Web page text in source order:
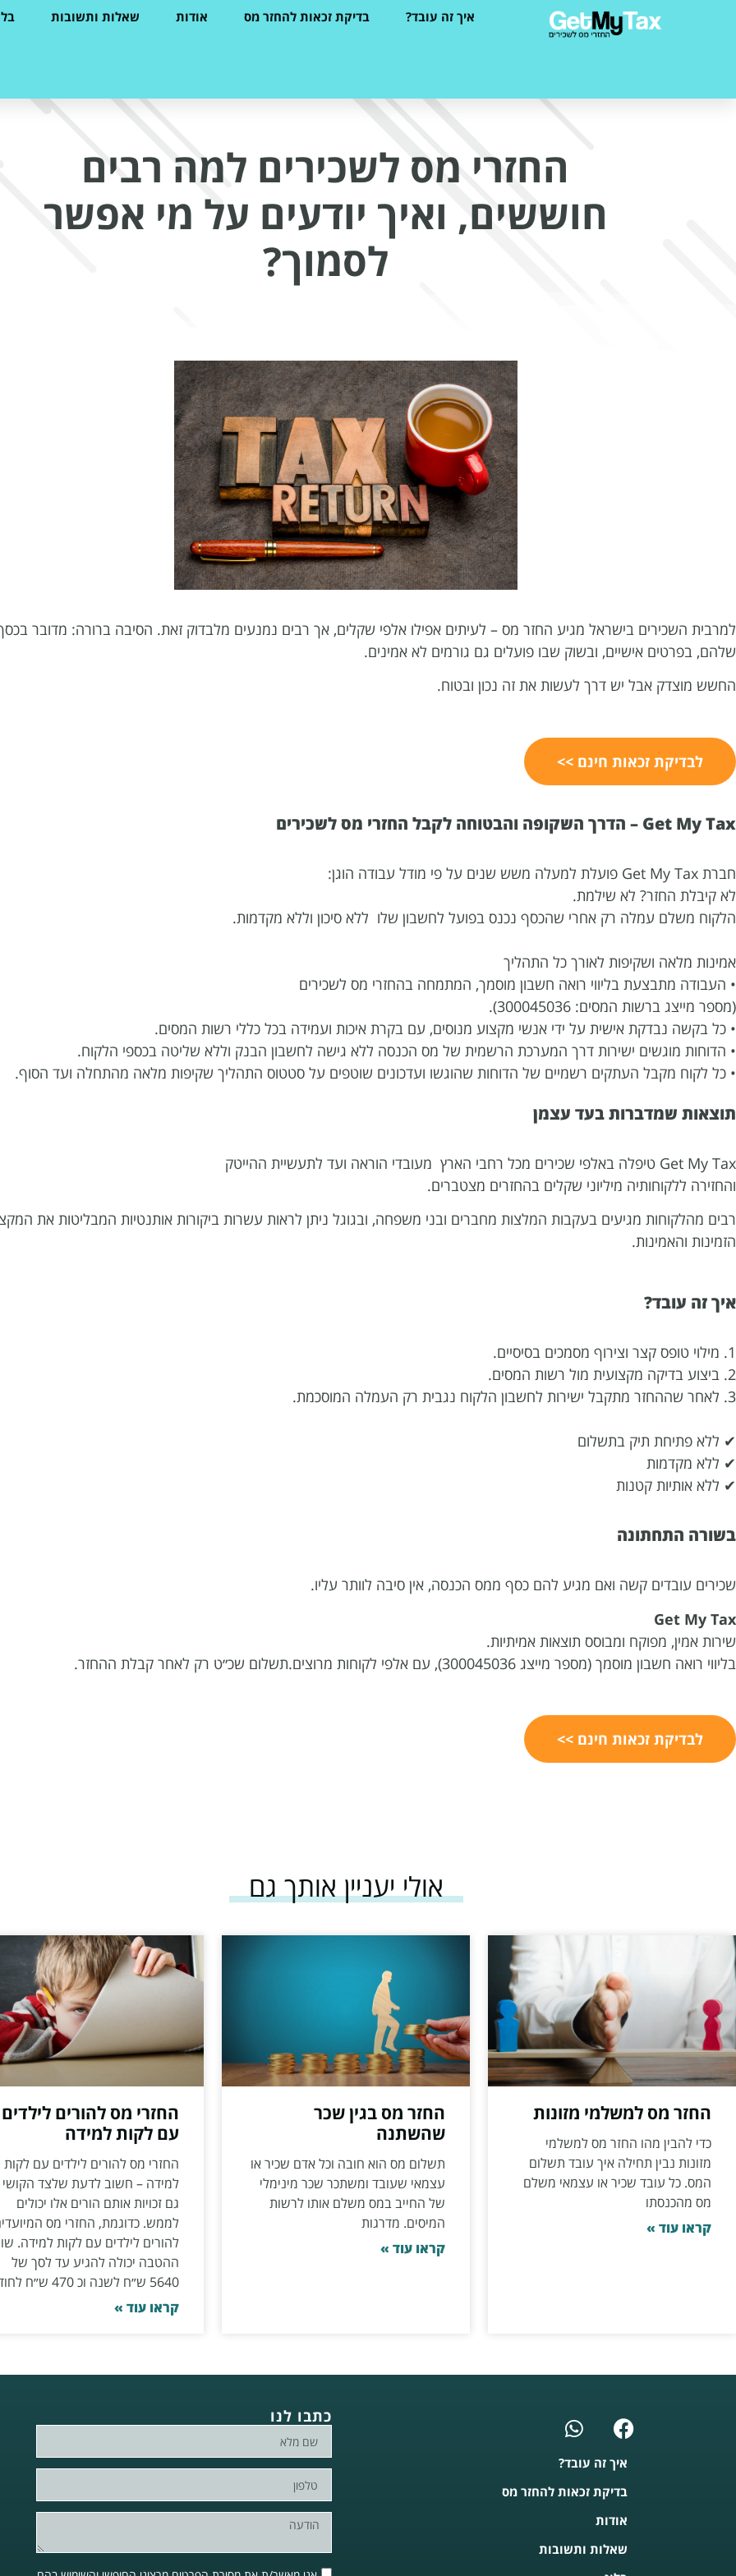
איך זה עובד? בדיקת זכאות להחזר מס אודות שאלות ותשובות
החזרי מס לשכירים למה רבים
חוששים, ואיך יודעים על מי אפשר
לסמוך?
למרבית השכירים בישראל מגיע החזר מס – לעיתים אפילו אלפי שקלים, אך רבים נמנעים מלבדוק זאת. הסיבה ברורה: מדובר
שלהם, בפרטים אישיים, ובשוק שבו פועלים גם גורמים לא אמינים.
החשש מוצדק אבל יש דרך לעשות את זה נכון ובטוח.
לבדיקת זכאות חינם >>
Get My Tax – הדרך השקופה והבטוחה לקבל החזרי מס לשכירים
חברת Get My Tax פועלת למעלה משש שנים על פי מודל עבודה הוגן:
לא קיבלת החזר? לא שילמת.
הלקוח משלם עמלה רק אחרי שהכסף נכנס בפועל לחשבון שלו ללא סיכון וללא מקדמות.
אמינות מלאה ושקיפות לאורך כל התהליך
• העבודה מתבצעת בליווי רואה חשבון מוסמך, המתמחה בהחזרי מס לשכירים
(מספר מייצג ברשות המסים: 300045036).
• כל בקשה נבדקת אישית על ידי אנשי מקצוע מנוסים, עם בקרת איכות ועמידה בכל כללי רשות המסים.
• הדוחות מוגשים ישירות דרך המערכת הרשמית של מס הכנסה ללא גישה לחשבון הבנק וללא שליטה בכספי הלקוח.
• כל לקוח מקבל העתקים רשמיים של הדוחות שהוגשו ועדכונים שוטפים על סטטוס התהליך שקיפות מלאה מהתחלה ועד הסוף.
תוצאות שמדברות בעד עצמן
Get My Tax טיפלה באלפי שכירים מכל רחבי הארץ מעובדי הוראה ועד לתעשיית ההייטק
והחזירה ללקוחותיה מיליוני שקלים בהחזרים מצטברים.
רבים מהלקוחות מגיעים בעקבות המלצות מחברים ובני משפחה, ובגוגל ניתן לראות עשרות ביקורות אותנטיות המבליטות את
הזמינות והאמינות.
איך זה עובד?
1. מילוי טופס קצר וצירוף מסמכים בסיסיים.
2. ביצוע בדיקה מקצועית מול רשות המסים.
3. לאחר שההחזר מתקבל ישירות לחשבון הלקוח נגבית רק העמלה המוסכמת.
✔ ללא פתיחת תיק בתשלום
✔ ללא מקדמות
✔ ללא אותיות קטנות
בשורה התחתונה
שכירים עובדים קשה ואם מגיע להם כסף ממס הכנסה, אין סיבה לוותר עליו.
Get My Tax
שירות אמין, מפוקח ומבוסס תוצאות אמיתיות.
בליווי רואה חשבון מוסמך (מספר מייצג 300045036), עם אלפי לקוחות מרוצים.תשלום שכ״ט רק לאחר קבלת ההחזר.
לבדיקת זכאות חינם >>
אולי יעניין אותך גם
החזר מס למשלמי מזונות
כדי להבין מהו החזר מס למשלמי
מזונות נבין תחילה איך עובד תשלום
המס. כל עובד שכיר או עצמאי משלם
מס מהכנסתו
קראו עוד »
החזר מס בגין שכר
שהשתנה
תשלום מס הוא חובה וכל אדם שכיר או
עצמאי שעובד ומשתכר שכר מינימלי
של החייב במס משלם אותו לרשות
המיסים. מדרגות
קראו עוד »
החזרי מס להורים לילדים
עם לקות למידה
החזרי מס להורים לילדים עם לקות
למידה – חשוב לדעת שלצד הקושי
גם זכויות אותם הורים אלו יכולים
לממש. כדוגמת, החזרי מס
להורים לילדים עם לקות למידה.
ההטבה יכולה להגיע עד לסך של
5640 ש״ח לשנה וכ 470 ש״ח לחודש.
קראו עוד »
איך זה עובד?
בדיקת זכאות להחזר מס
אודות
שאלות ותשובות
כתבו לנו